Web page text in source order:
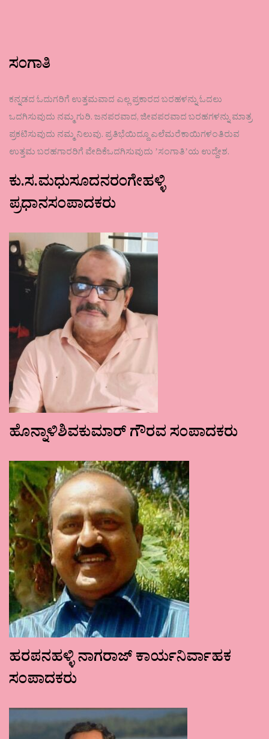
ಸಂಗಾತಿ
ಕನ್ನಡದ ಓದುಗರಿಗೆ ಉತ್ತಮವಾದ ಎಲ್ಲ ಪ್ರಕಾರದ ಬರಹಳನ್ನು ಓದಲು
ಒದಗಿಸುವುದು ನಮ್ಮ ಗುರಿ. ಜನಪರವಾದ, ಜೀವಪರವಾದ ಬರಹಗಳನ್ನು ಮಾತ್ರ
ಪ್ರಕಟಿಸುವುದು ನಮ್ಮ ನಿಲುವು. ಪ್ರತಿಭೆಯಿದ್ದೂ ಎಲೆಮರೆಕಾಯಿಗಳಂತಿರುವ
ಉತ್ತಮ ಬರಹಗಾರರಿಗೆ ವೇದಿಕೆಒದಗಿಸುವುದು ʼಸಂಗಾತಿʼಯ ಉದ್ದೇಶ.
ಕು.ಸ.ಮಧುಸೂದನರಂಗೇಹಳ್ಳಿ
ಪ್ರಧಾನಸಂಪಾದಕರು
ಹೊನ್ನಾಳಿಶಿವಕುಮಾರ್ ಗೌರವ ಸಂಪಾದಕರು
ಹರಪನಹಳ್ಳಿ ನಾಗರಾಜ್ ಕಾರ್ಯನಿರ್ವಾಹಕ
ಸಂಪಾದಕರು